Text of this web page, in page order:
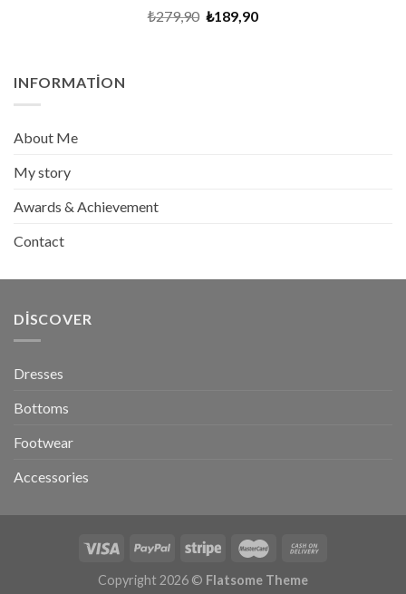
₺279,90 Orijinal
₺189,90Şu
INFORMATION
About Me
My story
Awards & Achievement
Contact
DISCOVER
Dresses
Bottoms
Footwear
Accessories
Copyright 2026 © Flatsome Theme